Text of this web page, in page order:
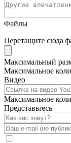
Файлы
Перетащите сюда
Максимальный
Максимальное
Видео
Максимальное
Представьтесь